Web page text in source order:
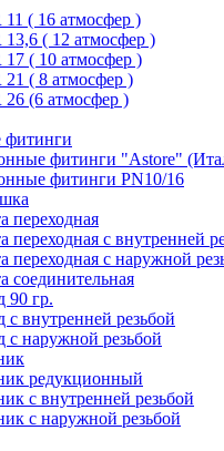
( 16 атмосфер )
( 12 атмосфер )
( 10 атмосфер )
( 8 атмосфер )
(6 атмосфер )
фитинги
фитинги "Astore"
фитинги PN10/16
переходная
переходная с внутренней
переходная с наружной
соединительная
90 гр.
с внутренней резьбой
с наружной резьбой
редукционный
с внутренней резьбой
с наружной резьбой